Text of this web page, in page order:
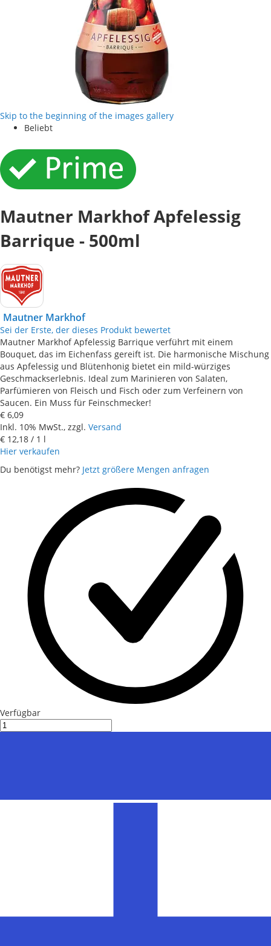
Skip to the beginning of the images gallery
Beliebt
Mautner Markhof Apfelessig
Barrique - 500ml
Mautner Markhof
Sei der Erste, der dieses Produkt bewertet
Mautner Markhof Apfelessig Barrique verführt mit einem
Bouquet, das im Eichenfass gereift ist. Die harmonische Mischung
aus Apfelessig und Blütenhonig bietet ein mild-würziges
Geschmackserlebnis. Ideal zum Marinieren von Salaten,
Parfümieren von Fleisch und Fisch oder zum Verfeinern von
Saucen. Ein Muss für Feinschmecker!
€ 6,09
Inkl. 10% MwSt., zzgl. Versand
€ 12,18 / 1 l
Hier verkaufen
Du benötigst mehr? Jetzt größere Mengen anfragen
Verfügbar